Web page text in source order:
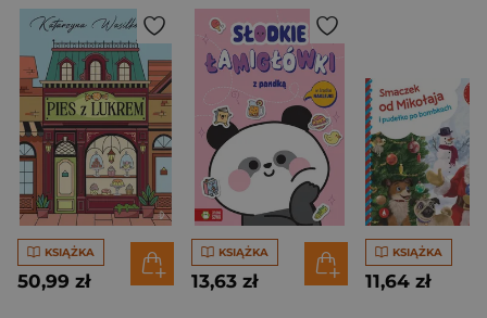
KSIĄŻKA
50,99 zł
KSIĄŻKA
13,63 zł
KSIĄŻKA
11,64 zł